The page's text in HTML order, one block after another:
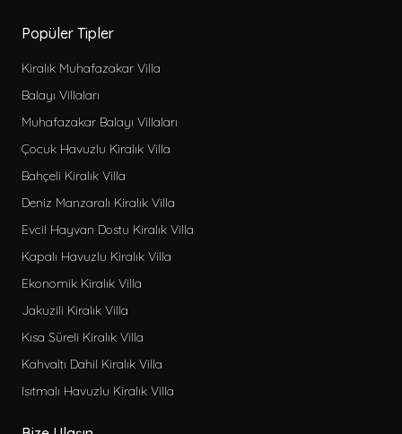
Popüler Tipler
Kiralık Muhafazakar Villa
Balayı Villaları
Muhafazakar Balayı Villaları
Çocuk Havuzlu Kiralık Villa
Bahçeli Kiralık Villa
Deniz Manzaralı Kiralık Villa
Evcil Hayvan Dostu Kiralık Villa
Kapalı Havuzlu Kiralık Villa
Ekonomik Kiralık Villa
Jakuzili Kiralık Villa
Kısa Süreli Kiralık Villa
Kahvaltı Dahil Kiralık Villa
Isıtmalı Havuzlu Kiralık Villa